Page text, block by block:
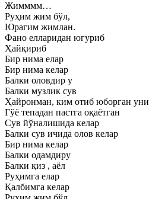
Жимммм…
Руҳим жим бўл,
Юрагим жимлан.
Фано елларидан югуриб
Ҳайқириб
Бир нима елар
Бир нима келар
Балки оловдир у
Балки музлик сув
Ҳайронман, ким отиб юборган уни
Гўё тепадан пастга оқаётган
Сув йўналишида келар
Балки сув ичида олов келар
Бир нима келар
Балки одамдиру
Балки қиз , аёл
Руҳимга елар
Қалбимга келар